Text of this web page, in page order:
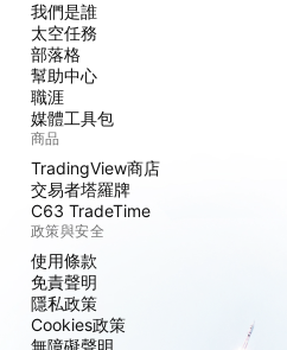
我們是誰
太空任務
部落格
幫助中心
職涯
媒體工具包
商品
TradingView商店
交易者塔羅牌
C63 TradeTime
政策與安全
使用條款
免責聲明
隱私政策
Cookies政策
無障礙聲明